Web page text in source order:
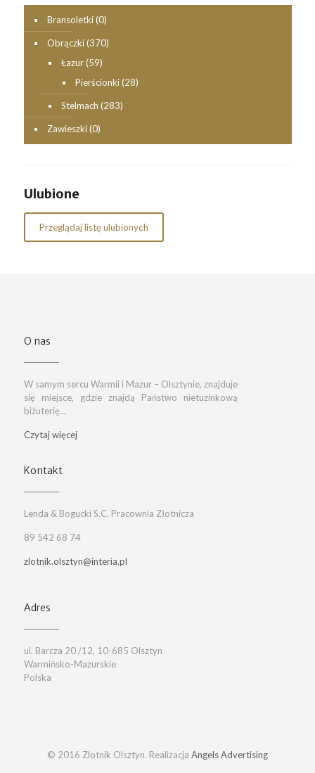
Bransoletki (0)
Obrączki (370)
Łazur (59)
Pierścionki (28)
Stelmach (283)
Zawieszki (0)
Ulubione
Przeglądaj listę ulubionych
O nas
W samym sercu Warmii i Mazur – Olsztynie, znajduje
się miejsce, gdzie znajdą Państwo nietuzinkową
biżuterię...
Czytaj więcej
Kontakt
Lenda & Bogucki S.C. Pracownia Złotnicza
89 542 68 74
zlotnik.olsztyn@interia.pl
Adres
ul. Barcza 20 /12, 10-685 Olsztyn
Warmińsko-Mazurskie
Polska
© 2016 Zlotnik Olsztyn. Realizacja Angels Advertising